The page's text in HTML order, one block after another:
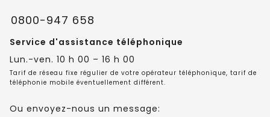
0800-947 658
Service d'assistance téléphonique
Lun.-ven. 10 h 00 – 16 h 00
Tarif de réseau fixe régulier de votre opérateur téléphonique, tarif de
téléphonie mobile éventuellement différent.
Ou envoyez-nous un message: